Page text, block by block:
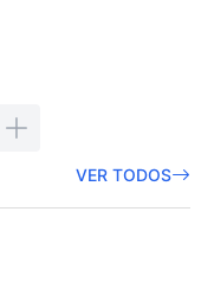
VER TODOS